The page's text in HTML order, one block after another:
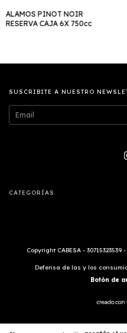
ALAMOS PINOT NOIR
RESERVA CAJA 6X 750cc
SUSCRIBITE A NUESTRO
CATEGORÍAS
Copyright CABESA -
Defensa de las y los
Botón de